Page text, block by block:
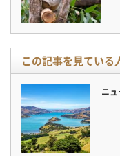
この記事を見ている
ニ